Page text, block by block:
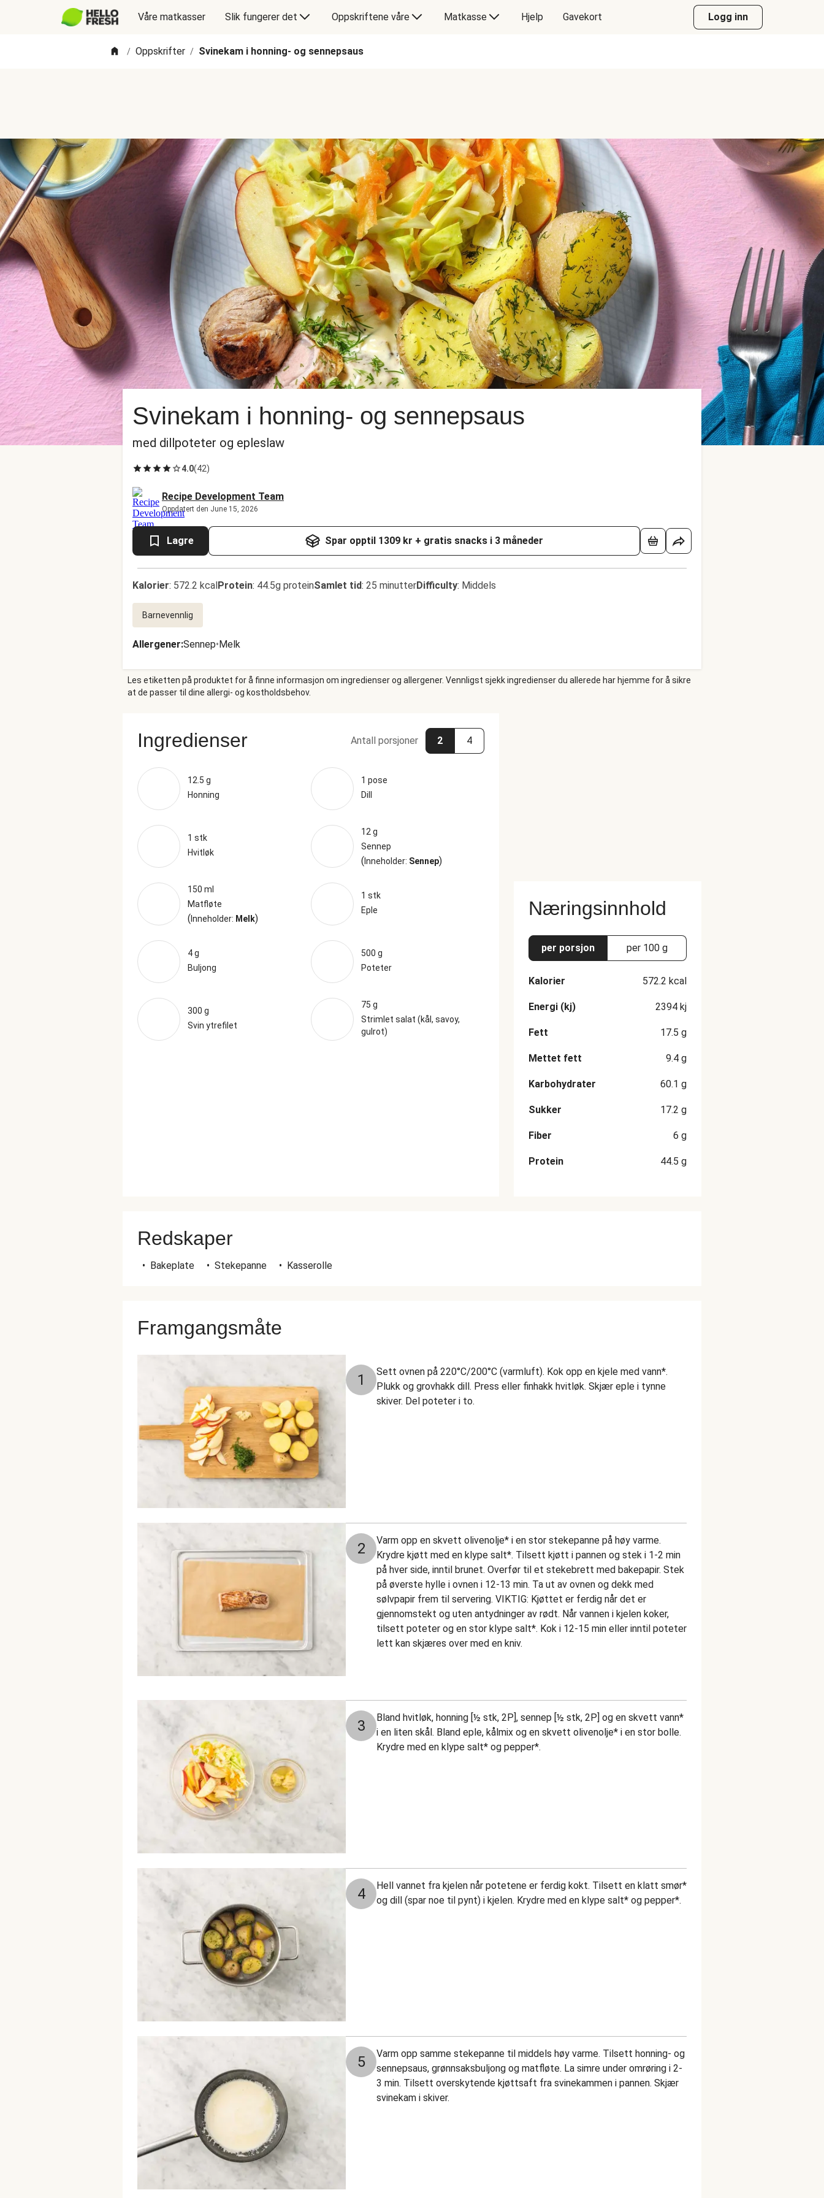
Våre matkasser Slik fungerer det Oppskriftene våre Matkasse Hjelp Gavekort Logg inn
/ Oppskrifter / Svinekam i honning- og sennepsaus
Svinekam i honning- og sennepsaus
med dillpoteter og epleslaw
4.0(42)
Recipe Development Team
Oppdatert den June 15, 2026
Lagre Spar opptil 1309 kr + gratis snacks i 3 måneder
Kalorier: 572.2 kcalProtein: 44.5g proteinSamlet tid: 25 minutterDifficulty: Middels
Barnevennlig
Allergener:Sennep•Melk
Les etiketten på produktet for å finne informasjon om ingredienser og allergener. Vennligst sjekk ingredienser du allerede har hjemme for å sikre
at de passer til dine allergi- og kostholdsbehov.
Ingredienser Antall porsjoner 2 4
12.5 g
Honning
1 pose
Dill
1 stk
Hvitløk
12 g
Sennep
(Inneholder: Sennep)
150 ml
Matfløte
(Inneholder: Melk)
1 stk
Eple
4 g
Buljong
500 g
Poteter
300 g
Svin ytrefilet
75 g
Strimlet salat (kål, savoy,
gulrot)
Næringsinnhold
per porsjon per 100 g
Kalorier 572.2 kcal
Energi (kj) 2394 kj
Fett 17.5 g
Mettet fett 9.4 g
Karbohydrater 60.1 g
Sukker 17.2 g
Fiber 6 g
Protein 44.5 g
Redskaper
• Bakeplate • Stekepanne • Kasserolle
Framgangsmåte
1
Sett ovnen på 220°C/200°C (varmluft). Kok opp en kjele med vann*.
Plukk og grovhakk dill. Press eller finhakk hvitløk. Skjær eple i tynne
skiver. Del poteter i to.
2
Varm opp en skvett olivenolje* i en stor stekepanne på høy varme.
Krydre kjøtt med en klype salt*. Tilsett kjøtt i pannen og stek i 1-2 min
på hver side, inntil brunet. Overfør til et stekebrett med bakepapir. Stek
på øverste hylle i ovnen i 12-13 min. Ta ut av ovnen og dekk med
sølvpapir frem til servering. VIKTIG: Kjøttet er ferdig når det er
gjennomstekt og uten antydninger av rødt. Når vannen i kjelen koker,
tilsett poteter og en stor klype salt*. Kok i 12-15 min eller inntil poteter
lett kan skjæres over med en kniv.
3
Bland hvitløk, honning [½ stk, 2P], sennep [½ stk, 2P] og en skvett vann*
i en liten skål. Bland eple, kålmix og en skvett olivenolje* i en stor bolle.
Krydre med en klype salt* og pepper*.
4
Hell vannet fra kjelen når potetene er ferdig kokt. Tilsett en klatt smør*
og dill (spar noe til pynt) i kjelen. Krydre med en klype salt* og pepper*.
5
Varm opp samme stekepanne til middels høy varme. Tilsett honning- og
sennepsaus, grønnsaksbuljong og matfløte. La simre under omrøring i 2-
3 min. Tilsett overskytende kjøttsaft fra svinekammen i pannen. Skjær
svinekam i skiver.